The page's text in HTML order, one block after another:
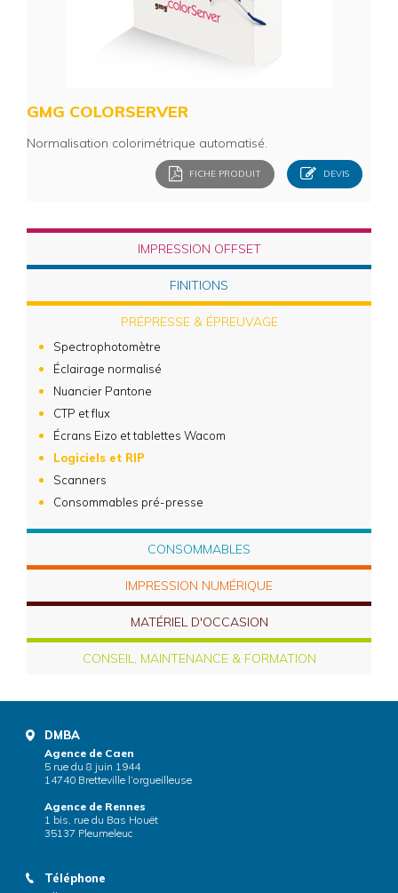
GMG COLORSERVER
Normalisation colorimétrique automatisé.
FICHE PRODUIT DEVIS
IMPRESSION OFFSET
FINITIONS
PRÉPRESSE & ÉPREUVAGE
Spectrophotomètre
Éclairage normalisé
Nuancier Pantone
CTP et flux
Écrans Eizo et tablettes Wacom
Logiciels et RIP
Scanners
Consommables pré-presse
CONSOMMABLES
IMPRESSION NUMÉRIQUE
MATÉRIEL D'OCCASION
CONSEIL, MAINTENANCE & FORMATION
DMBA
Agence de Caen
5 rue du 8 juin 1944
14740 Bretteville l’orgueilleuse
Agence de Rennes
1 bis, rue du Bas Houët
35137 Pleumeleuc
Téléphone